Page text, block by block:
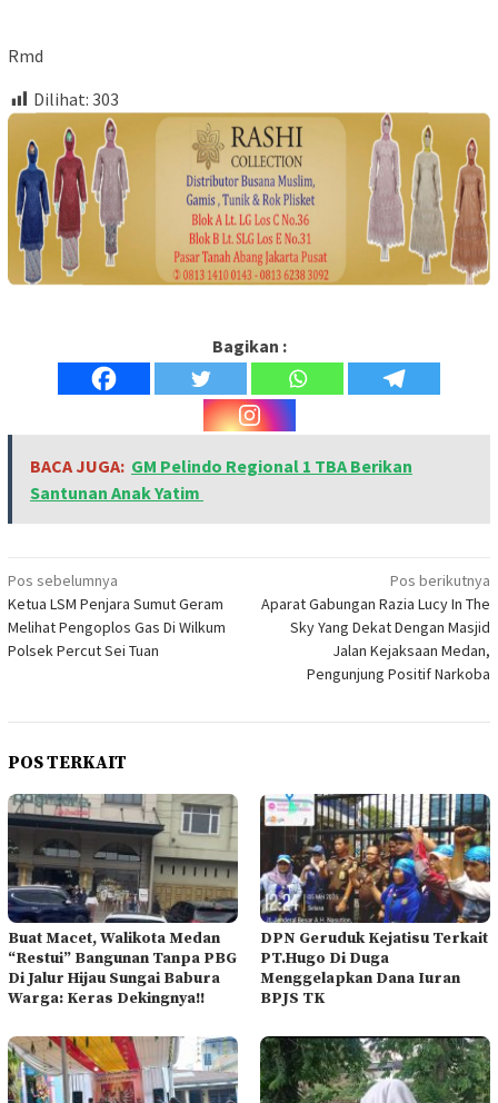
Rmd
Dilihat: 303
Bagikan :
BACA JUGA: GM Pelindo Regional 1 TBA Berikan
Santunan Anak Yatim
Navigasi
pos
Pos sebelumnya
Ketua LSM Penjara Sumut Geram
Melihat Pengoplos Gas Di Wilkum
Polsek Percut Sei Tuan
Pos berikutnya
Aparat Gabungan Razia Lucy In The
Sky Yang Dekat Dengan Masjid
Jalan Kejaksaan Medan,
Pengunjung Positif Narkoba
POS TERKAIT
Buat Macet, Walikota Medan
“Restui” Bangunan Tanpa PBG
Di Jalur Hijau Sungai Babura
Warga: Keras Dekingnya!!
DPN Geruduk Kejatisu Terkait
PT.Hugo Di Duga
Menggelapkan Dana Iuran
BPJS TK